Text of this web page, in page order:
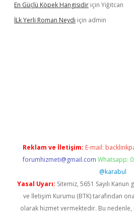
En Güçlü Köpek Hangisidir için Yiğitcan
İLk Yerli Roman Neydi için admin
Reklam ve İletişim: E-mail:
forumhizmeti@gmail.com Whatsapp:
@karabul
Yasal Uyarı: Sitemiz, 5651 Sayılı
ve İletişim Kurumu (BTK) tarafından
olarak hizmet vermektedir. Bu